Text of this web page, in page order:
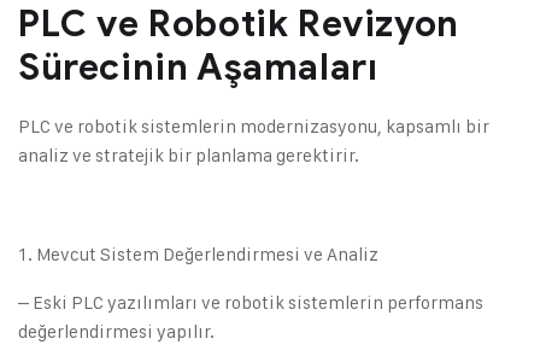
PLC ve Robotik Revizyon
Sürecinin Aşamaları
PLC ve robotik sistemlerin modernizasyonu, kapsamlı bir
analiz ve stratejik bir planlama gerektirir.
Mevcut Sistem Değerlendirmesi ve Analiz
– Eski PLC yazılımları ve robotik sistemlerin performans
değerlendirmesi yapılır.